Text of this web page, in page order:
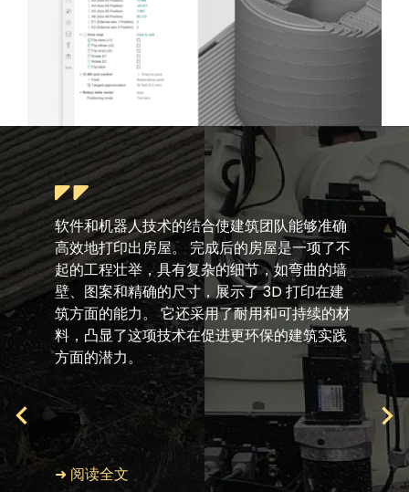
软件和机器人技术的结合使建筑团队能够准确
高效地打印出房屋。 完成后的房屋是一项了不
起的工程壮举，具有复杂的细节，如弯曲的墙
壁、图案和精确的尺寸，展示了 3D 打印在建
筑方面的能力。 它还采用了耐用和可持续的材
料，凸显了这项技术在促进更环保的建筑实践
方面的潜力。
➜ 阅读全文